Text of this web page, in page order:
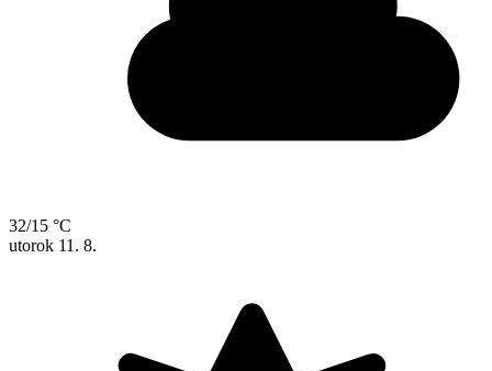
32/15 °C
utorok 11. 8.